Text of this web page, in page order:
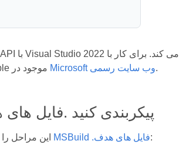
Microsoft وب سایت رسمی.
MSBuild .فایل های هدف: